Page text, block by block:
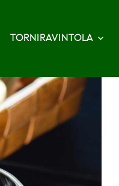
TORNIRAVINTOLA